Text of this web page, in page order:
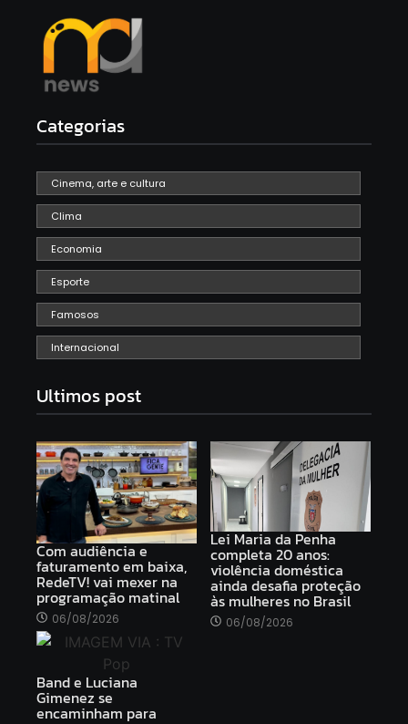
Categorias
Cinema, arte e cultura
Clima
Economia
Esporte
Famosos
Internacional
Ultimos post
Com audiência e
faturamento em baixa,
RedeTV! vai mexer na
programação matinal
06/08/2026
Lei Maria da Penha
completa 20 anos:
violência doméstica
ainda desafia proteção
às mulheres no Brasil
06/08/2026
Band e Luciana
Gimenez se
encaminham para